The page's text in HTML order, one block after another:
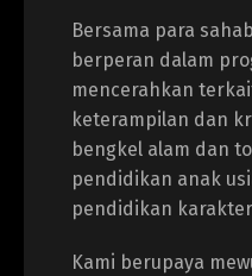
Bersama para
berperan dalam
mencerahkan
keterampilan dan
bengkel alam dan
pendidikan anak
pendidikan karakter
Kami berupaya